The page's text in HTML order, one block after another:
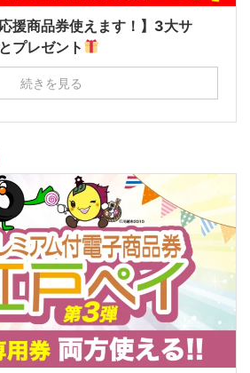
援商品券使えます！】3大サ
プレゼント
続きを見る